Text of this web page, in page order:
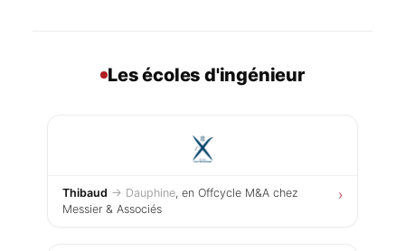
Les écoles d'ingénieur
Thibaud → Dauphine, en Offcycle M&A chez
Messier & Associés
›